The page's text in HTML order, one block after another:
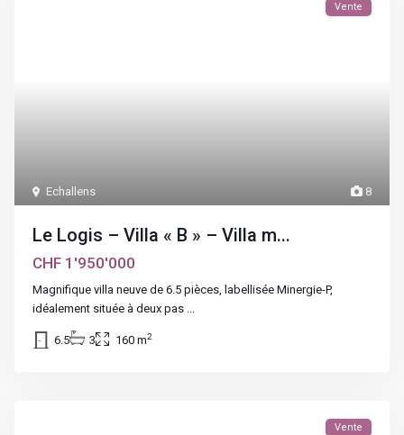
8
Echallens
Vente
Le Logis – Villa « B » – Villa m...
CHF 1'950'000
Magnifique villa neuve de 6.5 pièces, labellisée Minergie-P,
idéalement située à deux pas ...
6.5 3 160 m2
Vente